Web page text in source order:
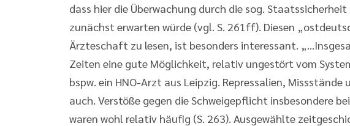
dass hier die Überwachung durch die sog.
zunächst erwarten würde (vgl. S. 261ff). Diesen
Ärzteschaft zu lesen, ist besonders interessant.
Zeiten eine gute Möglichkeit, relativ ungestört vom
bspw. ein HNO-Arzt aus Leipzig. Repressalien,
auch. Verstöße gegen die Schweigepflicht insbesondere
waren wohl relativ häufig (S. 263). Ausgewählte